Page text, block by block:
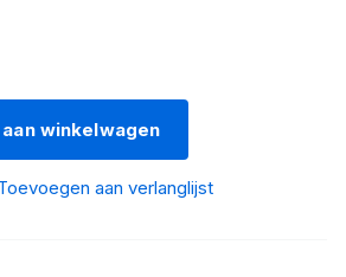
winkelwagen
aan verlanglijst